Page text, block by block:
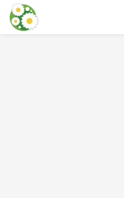
本文に飛ぶ